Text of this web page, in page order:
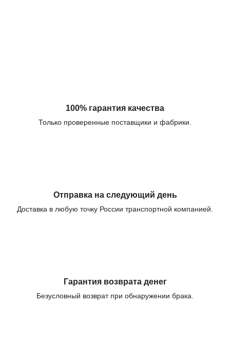
100% гарантия качества
Только проверенные поставщики и фабрики.
Отправка на следующий день
Доставка в любую точку России транспортной компанией.
Гарантия возврата денег
Безусловный возврат при обнаружении брака.